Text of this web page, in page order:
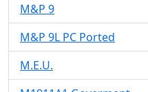
M&P 9
M&P 9L PC Ported
M.E.U.